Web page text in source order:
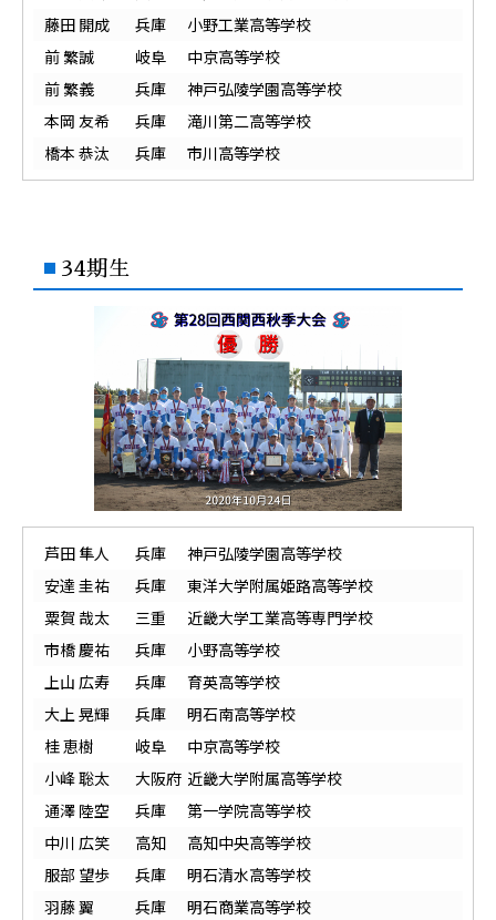
藤田 開成
兵庫
小野工業高等学校
前 繁誠
岐阜
中京高等学校
前 繁義
兵庫
神戸弘陵学園高等学校
本岡 友希
兵庫
滝川第二高等学校
橋本 恭汰
兵庫 市川高等学校
34期生
芦田 隼人 兵庫
神戸弘陵学園高等学校
安達 圭祐
兵庫
東洋大学附属姫路高等学校
粟賀 哉太
三重
近畿大学工業高等専門学校
市橋 慶祐
兵庫
小野高等学校
上山 広寿
兵庫
育英高等学校
大上 晃輝
兵庫
明石南高等学校
桂 恵樹
岐阜
中京高等学校
小峰 聡太
大阪府 近畿大学附属高等学校
通澤 陸空
兵庫
第一学院高等学校
中川 広笑
高知
高知中央高等学校
服部 望歩
兵庫
明石清水高等学校
羽藤 翼
兵庫
明石商業高等学校